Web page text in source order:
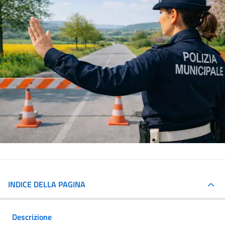
INDICE DELLA PAGINA
Descrizione